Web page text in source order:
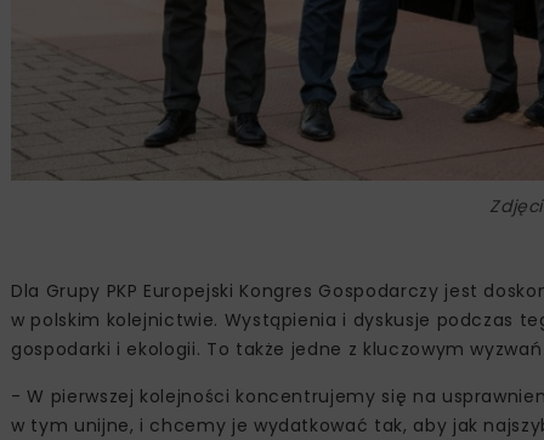
Dla Grupy PKP Europejski Kongres Gospodarczy jest
w polskim kolejnictwie. Wystąpienia i dyskusje podczas
gospodarki i ekologii. To także jedne z kluczowym
- W pierwszej kolejności koncentrujemy się na
w tym unijne, i chcemy je wydatkować tak, aby jak